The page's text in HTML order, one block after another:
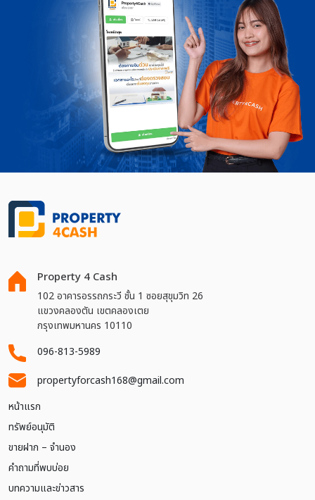
Property 4 Cash
102 อาคารอรรถกระวี ชั้น 1 ซอยสุขุมวิท 26
แขวงคลองตัน เขตคลองเตย
กรุงเทพมหานคร 10110
096-813-5989
propertyforcash168@gmail.com
หน้าแรก
ทรัพย์อนุมัติ
ขายฝาก – จำนอง
คำถามที่พบบ่อย
บทความและข่าวสาร